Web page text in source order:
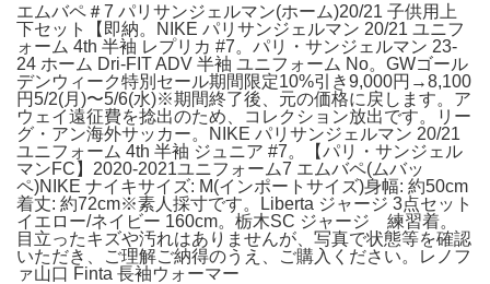
エムバペ＃7 パリサンジェルマン(ホーム)20/21 子供用上
下セット【即納。NIKE パリサンジェルマン 20/21 ユニフ
ォーム 4th 半袖 レプリカ #7。パリ・サンジェルマン 23-
24 ホーム Dri-FIT ADV 半袖 ユニフォーム No。GWゴール
デンウィーク特別セール期間限定10%引き9,000円→8,100
円5/2(月)〜5/6(水)※期間終了後、元の価格に戻します。ア
ウェイ遠征費を捻出のため、コレクション放出です。リー
グ・アン海外サッカー。NIKE パリサンジェルマン 20/21
ユニフォーム 4th 半袖 ジュニア #7。【パリ・サンジェル
マンFC】2020-2021ユニフォーム7 エムバペ(ムバッ
ペ)NIKE ナイキサイズ: M(インポートサイズ)身幅: 約50cm
着丈: 約72cm※素人採寸です。Liberta ジャージ 3点セット
イエロー/ネイビー 160cm。栃木SC ジャージ 練習着。
目立ったキズや汚れはありませんが、写真で状態等を確認
いただき、ご理解ご納得のうえ、ご購入ください。レノフ
ァ山口 Finta 長袖ウォーマー